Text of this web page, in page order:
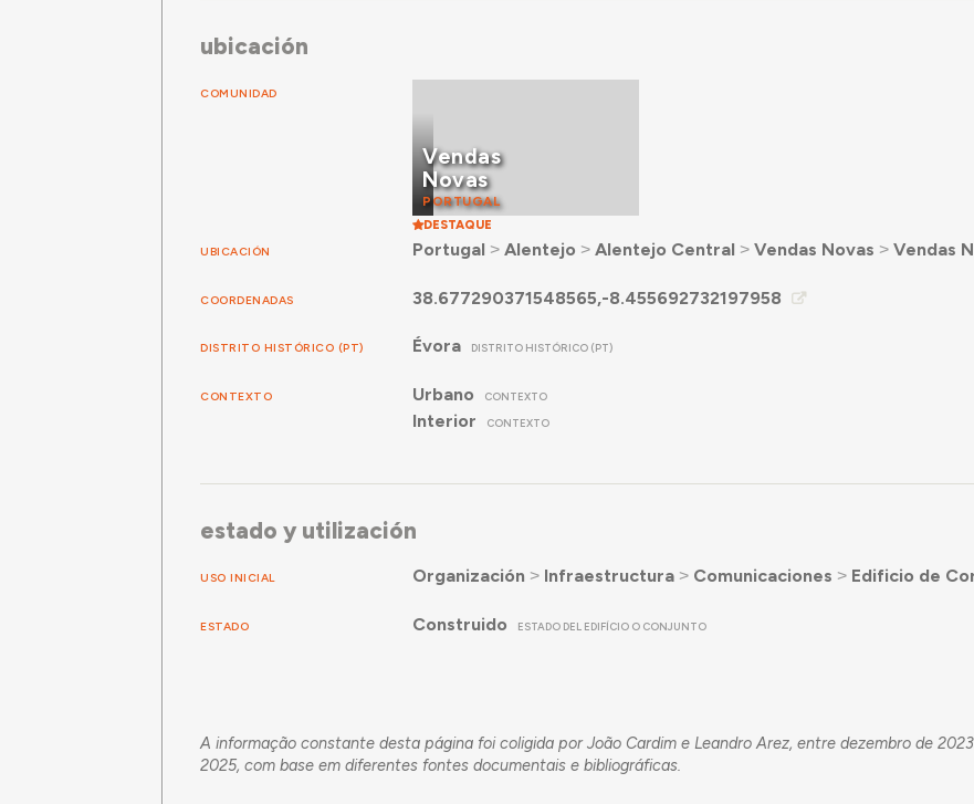
ubicación
COMUNIDAD
Vendas
Novas
PORTUGAL
DESTAQUE
UBICACIÓN Portugal ˃ Alentejo ˃ Alentejo Central ˃ Vendas Novas ˃ Vendas
COORDENADAS 38.677290371548565,-8.455692732197958
DISTRITO HISTÓRICO (PT) Évora DISTRITO HISTÓRICO (PT)
CONTEXTO Urbano CONTEXTO
Interior CONTEXTO
estado y utilización
USO INICIAL Organización ˃ Infraestructura˃ Comunicaciones ˃ Edificio de
ESTADO Construido ESTADO DEL EDIFÍCIO O CONJUNTO
A informação constante desta página foi coligida por João Cardim e Leandro Arez, entre dezembro de
2025, com base em diferentes fontes documentais e bibliográficas.